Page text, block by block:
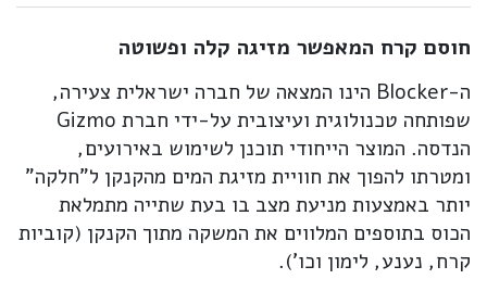
Share on Facebook
Tweet
Pin it
Share on LinkedIn
Send email
חוסם קרח המאפשר מזיגה קלה ופשוטה
ה-Blocker הינו המצאה של חברה ישראלית צעירה,
שפותחה טכנולוגית ועיצובית על-ידי חברת Gizmo
הנדסה. המוצר הייחודי תוכנן לשימוש באירועים,
ומטרתו להפוך את חוויית מזיגת המים מהקנקן ל"חלקה"
יותר באמצעות מניעת מצב בו בעת שתייה מתמלאת
הכוס בתוספים המלווים את המשקה מתוך הקנקן (קוביות
קרח, נענע, לימון וכו').